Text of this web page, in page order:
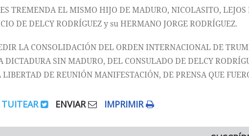
TREMENDA EL MISMO HIJO DE MADURO, NICOLASITO,
DE DELCY RODRÍGUEZ y su HERMANO JORGE RODRÍGUEZ.
LA CONSOLIDACIÓN DEL ORDEN INTERNACIONAL DE
SIN MADURO, DEL CONSULADO DE DELCY
DE REUNIÓN MANIFESTACIÓN, DE PRENSA QUE
TUITEAR ENVIAR IMPRIMIR